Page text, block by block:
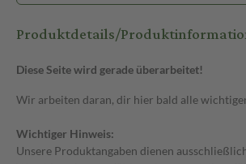
Produktdetails/
Diese Seite wird gerade überarbeitet!
Wir arbeiten daran, dir hier bald alle
Wichtiger Hinweis:
Unsere Produktangaben dienen